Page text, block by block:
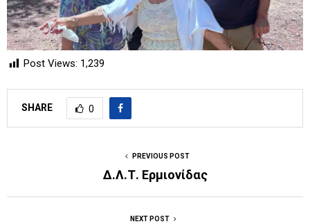
Post Views: 1,239
SHARE 0
PREVIOUS POST
Δ.Λ.Τ. Ερμιονίδας
NEXT POST